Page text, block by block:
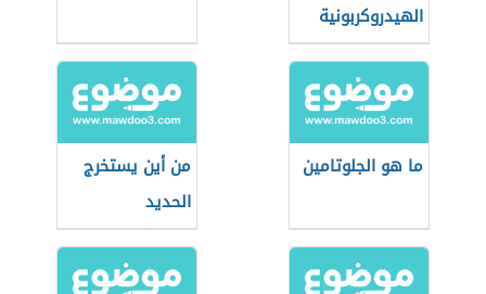
الهيدروكربونية
وتفاعلاتها
ما هو الجلوتامين
من أين يستخرج
الحديد